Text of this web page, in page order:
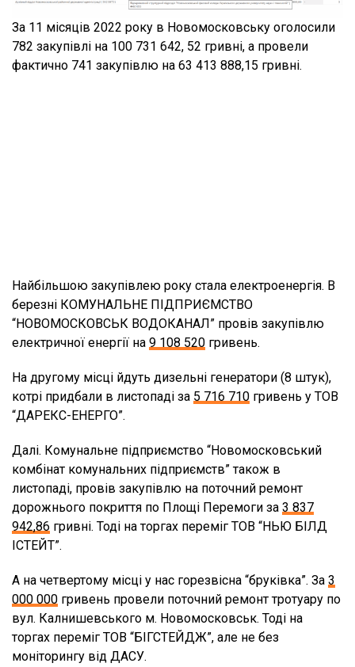
За 11 місяців 2022 року в Новомосковську оголосили
782 закупівлі на 100 731 642, 52 гривні, а провели
фактично 741 закупівлю на 63 413 888,15 гривні.
Найбільшою закупівлею року стала електроенергія. В
березні КОМУНАЛЬНЕ ПІДПРИЄМСТВО
“НОВОМОСКОВСЬК ВОДОКАНАЛ” провів закупівлю
електричної енергії на 9 108 520 гривень.
На другому місці йдуть дизельні генератори (8 штук),
котрі придбали в листопаді за 5 716 710 гривень у ТОВ
“ДАРЕКС-ЕНЕРГО”.
Далі. Комунальне підприємство “Новомосковський
комбінат комунальних підприємств” також в
листопаді, провів закупівлю на поточний ремонт
дорожнього покриття по Площі Перемоги за 3 837
942,86 гривні. Тоді на торгах переміг ТОВ “НЬЮ БІЛД
ІСТЕЙТ”.
А на четвертому місці у нас горезвісна “бруківка”. За 3
000 000 гривень провели поточний ремонт тротуару по
вул. Калнишевського м. Новомосковськ. Тоді на
торгах переміг ТОВ “БІГСТЕЙДЖ”, але не без
моніторингу від ДАСУ.